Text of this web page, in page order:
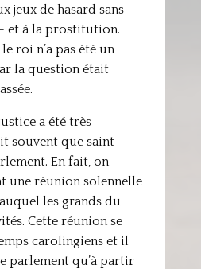
jeux de hasard sans
et à la prostitution.
roi n’a pas été un
la question était
a été très
souvent que saint
En fait, on
une réunion solennelle
les grands du
Cette réunion se
carolingiens et il
parlement qu’à partir